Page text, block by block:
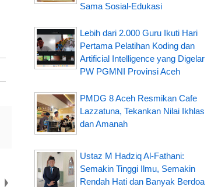
Sama Sosial-Edukasi
Lebih dari 2.000 Guru Ikuti Hari
Pertama Pelatihan Koding dan
Artificial Intelligence yang Digelar
PW PGMNI Provinsi Aceh
PMDG 8 Aceh Resmikan Cafe
Lazzatuna, Tekankan Nilai Ikhlas
dan Amanah
Ustaz M Hadziq Al-Fathani:
Semakin Tinggi Ilmu, Semakin
Rendah Hati dan Banyak Berdoa